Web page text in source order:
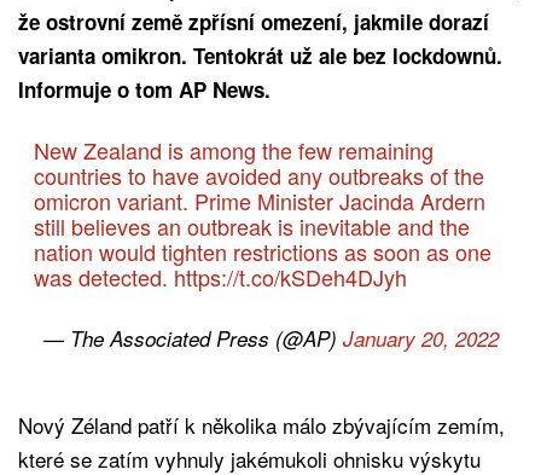
že ostrovní země zpřísní omezení, jakmile dorazí
varianta omikron. Tentokrát už ale bez lockdownů.
Informuje o tom AP News.
New Zealand is among the few remaining
countries to have avoided any outbreaks of the
omicron variant. Prime Minister Jacinda Ardern
still believes an outbreak is inevitable and the
nation would tighten restrictions as soon as one
was detected. https://t.co/kSDeh4DJyh
— The Associated Press (@AP) January 20, 2022
Nový Zéland patří k několika málo zbývajícím zemím,
které se zatím vyhnuly jakémukoli ohnisku výskytu